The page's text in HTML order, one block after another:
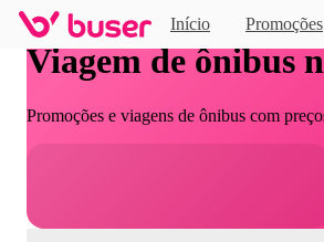
Início Promoções
Viagem de ônibus
Promoções e viagens de ônibus com